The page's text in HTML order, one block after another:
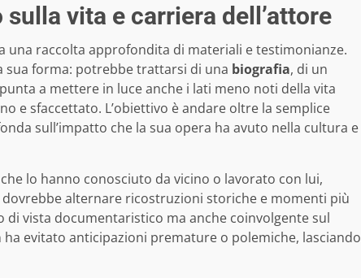
vita e carriera dell’attore
una raccolta approfondita di materiali e testimonianze.
sua forma: potrebbe trattarsi di una biografia, di un
a mettere in luce anche i lati meno noti della vita
e sfaccettato. L’obiettivo è andare oltre la semplice
sull’impatto che la sua opera ha avuto nella cultura e
lo hanno conosciuto da vicino o lavorato con lui,
alternare ricostruzioni storiche e momenti più
vista documentaristico ma anche coinvolgente sul
ha evitato anticipazioni premature o polemiche, lasciando